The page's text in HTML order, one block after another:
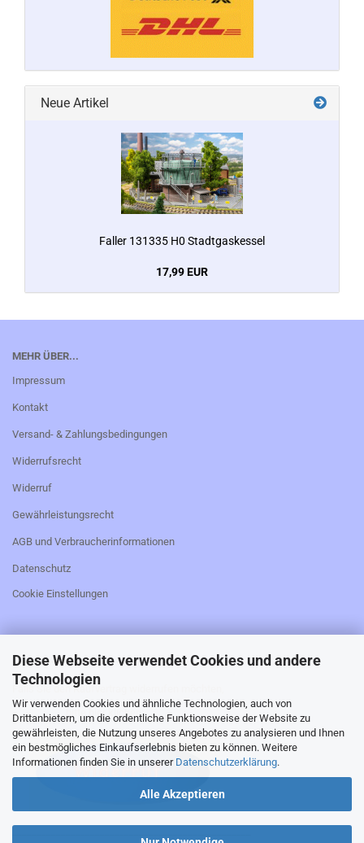
Diese Webseite verwendet Cookies und andere
Technologien
Wir verwenden Cookies und ähnliche Technologien, auch von
Drittanbietern, um die ordentliche Funktionsweise der Website zu
gewährleisten, die Nutzung unseres Angebotes zu analysieren und Ihnen
ein bestmögliches Einkaufserlebnis bieten zu können. Weitere
Informationen finden Sie in unserer Datenschutzerklärung.
Alle Akzeptieren
Neue Artikel
Faller 131335 H0 Stadtgaskessel
17,99 EUR
MEHR ÜBER...
Impressum
Kontakt
Versand- & Zahlungsbedingungen
Widerrufsrecht
Widerruf
Gewährleistungsrecht
AGB und Verbraucherinformationen
Datenschutz
Cookie Einstellungen
_________________________________________________
Falls Sie den Kaufvertrag widerrufen möchten,
bitte hier klicken: